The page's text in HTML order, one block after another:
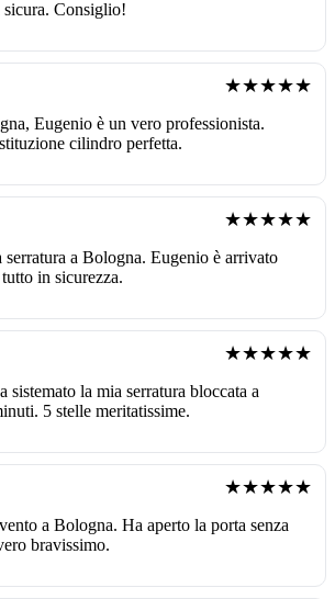
Consiglio!
★★★★★
Eugenio è un vero professionista.
cilindro perfetta.
★★★★★
a Bologna. Eugenio è arrivato
in sicurezza.
★★★★★
sistemato la mia serratura bloccata a
5 stelle meritatissime.
★★★★★
a Bologna. Ha aperto la porta senza
bravissimo.